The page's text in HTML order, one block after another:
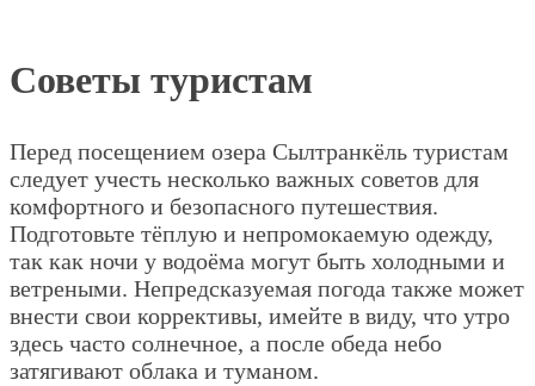
Советы туристам
Перед посещением озера Сылтранкёль туристам
следует учесть несколько важных советов для
комфортного и безопасного путешествия.
Подготовьте тёплую и непромокаемую одежду,
так как ночи у водоёма могут быть холодными и
ветреными. Непредсказуемая погода также может
внести свои коррективы, имейте в виду, что утро
здесь часто солнечное, а после обеда небо
затягивают облака и туманом.